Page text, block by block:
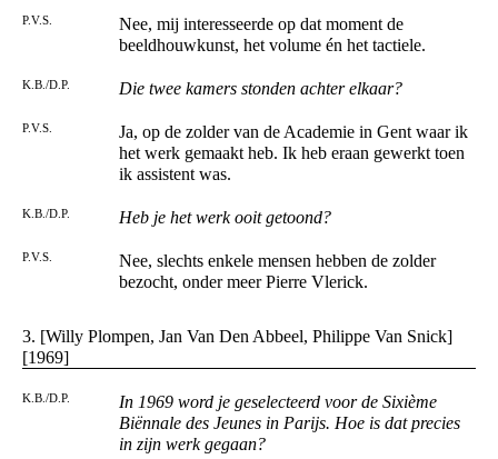
P.V.S.
Nee, mij interesseerde op dat moment de
beeldhouwkunst, het volume én het tactiele.
K.B./D.P. Die twee kamers stonden achter elkaar?
P.V.S.
Ja, op de zolder van de Academie in Gent waar ik
het werk gemaakt heb. Ik heb eraan gewerkt toen
ik assistent was.
K.B./D.P. Heb je het werk ooit getoond?
P.V.S.
Nee, slechts enkele mensen hebben de zolder
bezocht, onder meer Pierre Vlerick.
3. [Willy Plompen, Jan Van Den Abbeel, Philippe Van Snick]
[1969]
K.B./D.P.
In 1969 word je geselecteerd voor de Sixième
Biënnale des Jeunes in Parijs. Hoe is dat precies
in zijn werk gegaan?